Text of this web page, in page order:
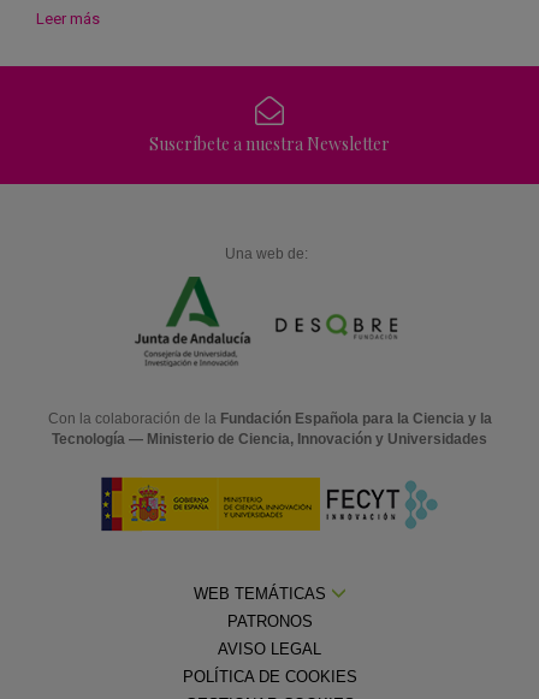
Leer más
Suscríbete a nuestra Newsletter
Una web de:
Con la colaboración de la Fundación Española para la Ciencia y la
Tecnología — Ministerio de Ciencia, Innovación y Universidades
WEB TEMÁTICAS
PATRONOS
AVISO LEGAL
POLÍTICA DE COOKIES